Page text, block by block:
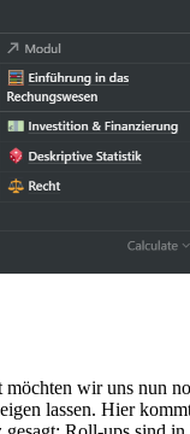
möchten wir uns nun
lassen. Hier